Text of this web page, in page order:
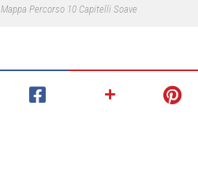
Mappa Percorso 10 Capitelli Soave